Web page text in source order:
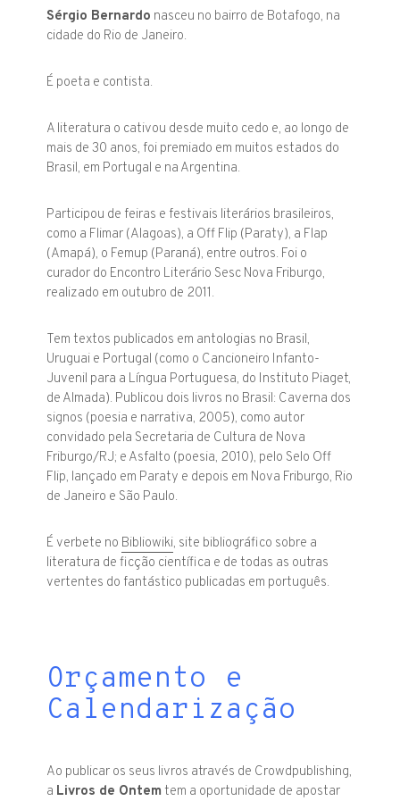
Sérgio Bernardo nasceu no bairro de Botafogo, na
cidade do Rio de Ja­neiro.
É poeta e contista.
A literatura o cativou desde muito cedo e, ao longo de
mais de 30 anos, foi premiado em muitos estados do
Brasil, em Portugal e na Argentina.
Participou de feiras e festivais literários brasileiros,
como a Flimar (Alagoas), a Off Flip (Paraty), a Flap
(Amapá), o Femup (Paraná), entre outros. Foi o
curador do Encontro Literário Sesc Nova Friburgo,
realizado em outubro de 2011.
Tem textos publicados em antologias no Brasil,
Uruguai e Portugal (como o Cancioneiro Infanto-
Juvenil para a Língua Portuguesa, do Instituto Piaget,
de Almada). Publicou dois livros no Brasil: Caverna dos
signos (poesia e narrativa, 2005), como autor
convidado pela Secretaria de Cultura de Nova
Friburgo/RJ; e Asfalto (poesia, 2010), pelo Selo Off
Flip, lançado em Paraty e depois em Nova Friburgo, Rio
de Janeiro e São Paulo.
É verbete no Bibliowiki, site bibliográfico sobre a
literatura de ficção científica e de todas as outras
vertentes do fantástico publicadas em português.
Orçamento e
Calendarização
Ao publicar os seus livros através de Crowdpublishing,
a Livros de Ontem tem a oportunidade de apostar